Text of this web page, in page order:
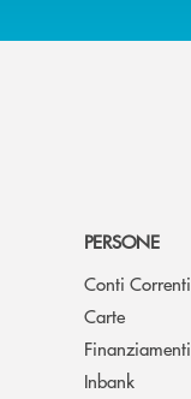
PERSONE
Conti Correnti
Carte
Finanziamenti
Inbank